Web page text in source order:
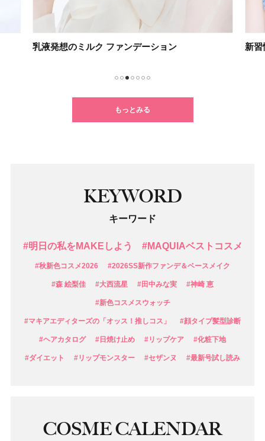
乳液発想のミルク ファンデーション 新習
もっとみる
KEYWORD
キーワード
#明日の私をMAKEしよう #MAQUIAベストコスメ
#秋新色コスメ2026 #2026SS新作ファンデ＆ベースメイク
#森 絵梨佳 #大西流星 #田中みな実 #神崎 恵
#新色コスメスウォッチ
#マキアエディターズの「オッス！推しコス」 #顔タイプ髪型診断
#ヘアカタログ #日焼け止め #リップケア #化粧下地
#ダイエット #リップモンスター #セザンヌ #最新号試し読み
COSME CALENDAR